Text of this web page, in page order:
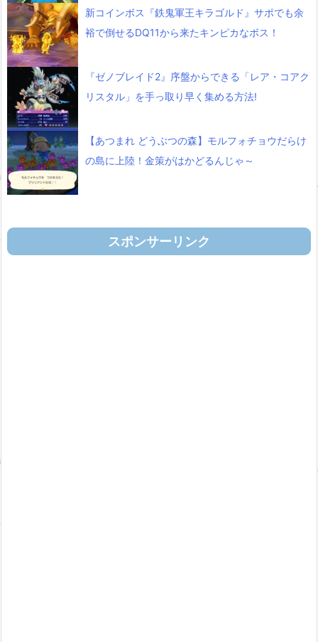
新コインボス『鉄鬼軍王キラゴルド』サポでも余
裕で倒せるDQ11から来たキンピカなボス！
『ゼノブレイド2』序盤からできる「レア・コアク
リスタル」を手っ取り早く集める方法!
【あつまれ どうぶつの森】モルフォチョウだらけ
の島に上陸！金策がはかどるんじゃ～
スポンサーリンク